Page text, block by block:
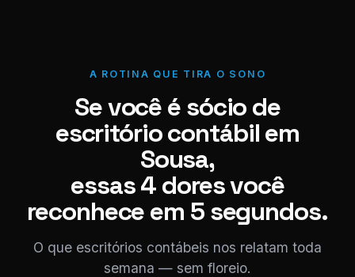
A ROTINA QUE TIRA O SONO
Se você é sócio de
escritório contábil em
Sousa,
essas 4 dores você
reconhece em 5 segundos.
O que escritórios contábeis nos relatam toda
semana — sem floreio.